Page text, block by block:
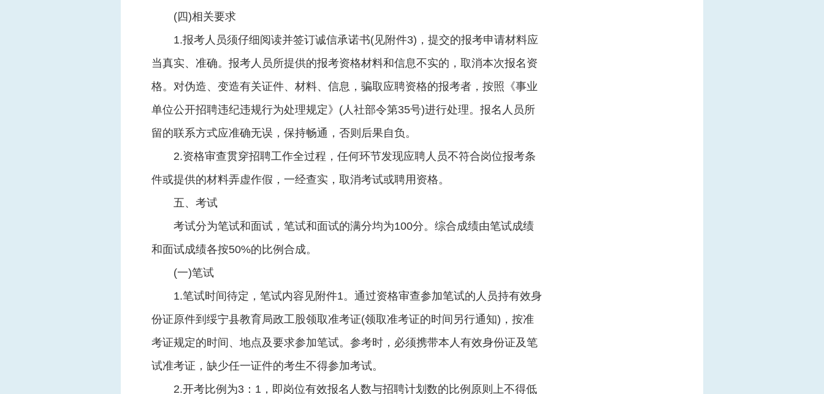
(四)相关要求
1.报考人员须仔细阅读并签订诚信承诺书(见附件3)，提交的报考申请材料应
当真实、准确。报考人员所提供的报考资格材料和信息不实的，取消本次报名资
格。对伪造、变造有关证件、材料、信息，骗取应聘资格的报考者，按照《事业
单位公开招聘违纪违规行为处理规定》(人社部令第35号)进行处理。报名人员所
留的联系方式应准确无误，保持畅通，否则后果自负。
2.资格审查贯穿招聘工作全过程，任何环节发现应聘人员不符合岗位报考条
件或提供的材料弄虚作假，一经查实，取消考试或聘用资格。
五、考试
考试分为笔试和面试，笔试和面试的满分均为100分。综合成绩由笔试成绩
和面试成绩各按50%的比例合成。
(一)笔试
1.笔试时间待定，笔试内容见附件1。通过资格审查参加笔试的人员持有效身
份证原件到绥宁县教育局政工股领取准考证(领取准考证的时间另行通知)，按准
考证规定的时间、地点及要求参加笔试。参考时，必须携带本人有效身份证及笔
试准考证，缺少任一证件的考生不得参加考试。
2.开考比例为3：1，即岗位有效报名人数与招聘计划数的比例原则上不得低